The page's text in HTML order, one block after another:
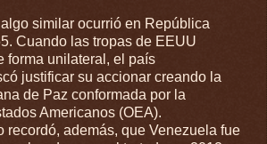
similar ocurrió en República
Cuando las tropas de EEUU
forma unilateral, el país
justificar su accionar creando la
de Paz conformada por la
Americanos (OEA).
recordó, además, que Venezuela fue